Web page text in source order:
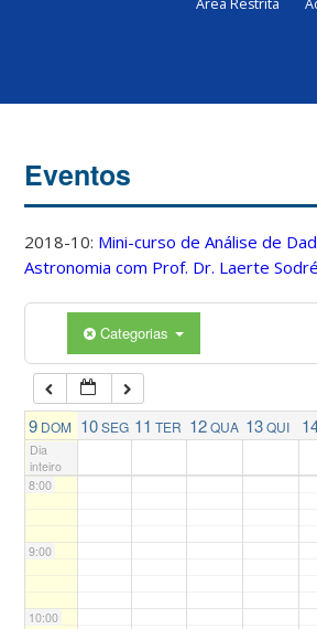
Área Restrita
Eventos
2018-10: Mini-curso de Análise de
Astronomia com Prof. Dr. Laerte Sodré
Categorias
9 DOM 10SEG 11 TER 12QUA 13QUI
Dia
inteiro
7:00
8:00
9:00
10:00